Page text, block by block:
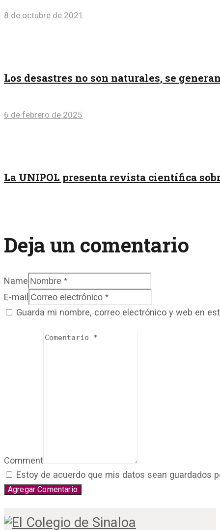
8 de octubre de 2021
Los desastres no son naturales, se
6 de febrero de 2025
La UNIPOL presenta revista científica
Deja un comentario
Name
E-mail
Guarda mi nombre, correo electrónico y web en
Comment
Estoy de acuerdo que mis datos sean guardados